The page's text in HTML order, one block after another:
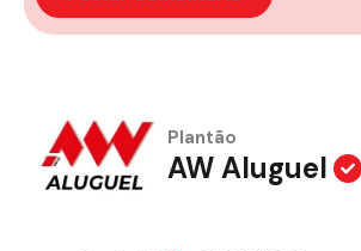
Plantão
AW Aluguel